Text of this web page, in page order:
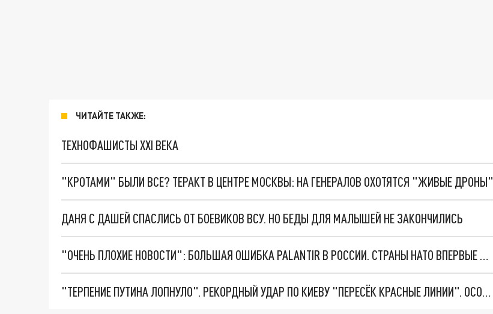
ЧИТАЙТЕ ТАКЖЕ:
ТЕХНОФАШИСТЫ XXI ВЕКА
"КРОТАМИ" БЫЛИ ВСЕ? ТЕРАКТ В ЦЕНТРЕ МОСКВЫ: НА ГЕНЕРАЛОВ ОХОТЯТСЯ "ЖИВЫЕ ДРОНЫ"
ДАНЯ С ДАШЕЙ СПАСЛИСЬ ОТ БОЕВИКОВ ВСУ. НО БЕДЫ ДЛЯ МАЛЫШЕЙ НЕ ЗАКОНЧИЛИСЬ
"ОЧЕНЬ ПЛОХИЕ НОВОСТИ": БОЛЬШАЯ ОШИБКА PALANTIR В РОССИИ. СТРАНЫ НАТО ВПЕРВЫЕ ЗА СВО ОСТАНОВИЛИ ПОСТАВКИ ОРУЖИЯ. ВСУ ТЕРЯЮТ ПРИГРАНИЧЬЕ?
"ТЕРПЕНИЕ ПУТИНА ЛОПНУЛО". РЕКОРДНЫЙ УДАР ПО КИЕВУ "ПЕРЕСЁК КРАСНЫЕ ЛИНИИ". ОСОБЫЕ СПЕЦЫ КНДР НА ЛБС? ТАЙНЫЕ ПЕРЕГОВОРЫ ЕВРОПЫ И МОСКВЫ